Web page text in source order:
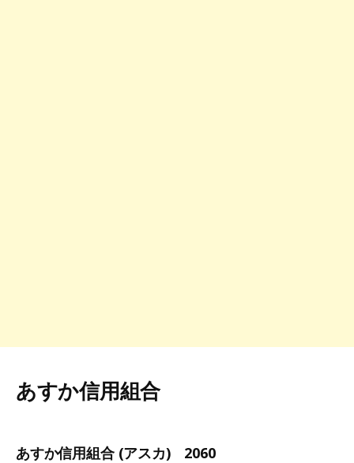
あすか信用組合
あすか信用組合 (アスカ) 2060